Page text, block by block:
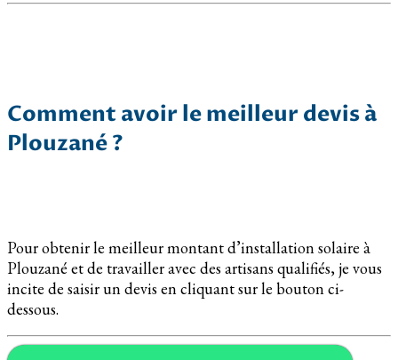
Comment avoir le meilleur devis à
Plouzané ?
Pour obtenir le meilleur montant d’installation solaire à
Plouzané et de travailler avec des artisans qualifiés, je vous
incite de saisir un devis en cliquant sur le bouton ci-
dessous.